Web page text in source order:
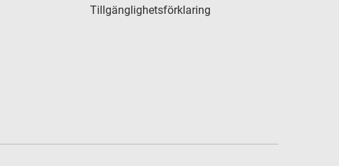
Tillgänglighetsförklaring